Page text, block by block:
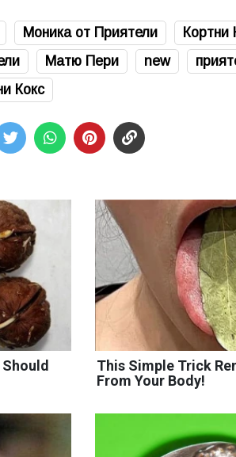
Моника от Приятели
Кортни
Матю Пери new
Кокс
This Simple Trick
From Your Body!